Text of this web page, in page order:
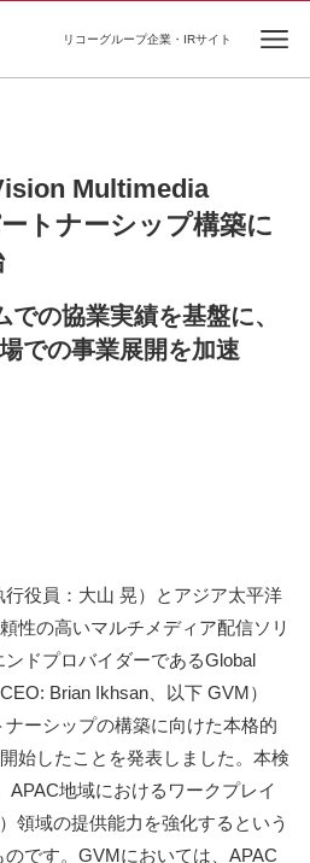
リコーグループ企業・IRサイト
Multimedia
トナーシップ構築に
の協業実績を基盤に、
での事業展開を加速
役員：大山 晃）とアジア太平洋
性の高いマルチメディア配信ソリ
ドプロバイダーであるGlobal
Brian Ikhsan、以下 GVM）
ーシップの構築に向けた本格的
始したことを発表しました。本検
APAC地域におけるワークプレイ
領域の提供能力を強化するという
です。GVMにおいては、APAC